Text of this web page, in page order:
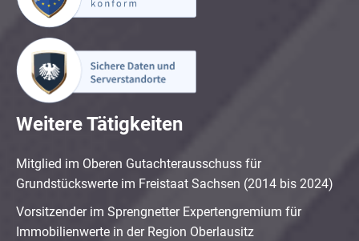
Weitere Tätigkeiten
Mitglied im Oberen Gutachterausschuss für
Grundstückswerte im Freistaat Sachsen (2014 bis 2024)
Vorsitzender im Sprengnetter Expertengremium für
Immobilienwerte in der Region Oberlausitz